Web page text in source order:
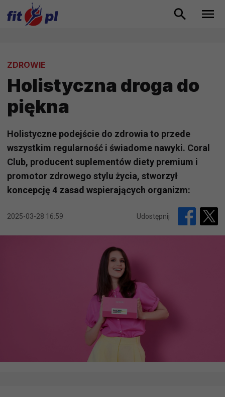
ZDROWIE
Holistyczna droga do
piękna
Holistyczne podejście do zdrowia to przede
wszystkim regularność i świadome nawyki. Coral
Club, producent suplementów diety premium i
promotor zdrowego stylu życia, stworzył
koncepcję 4 zasad wspierających organizm:
2025-03-28 16:59 Udostępnij